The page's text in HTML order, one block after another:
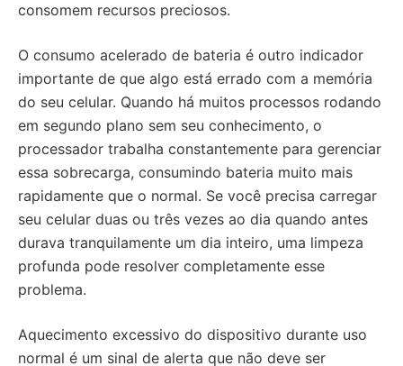
consomem recursos preciosos.
O consumo acelerado de bateria é outro indicador
importante de que algo está errado com a memória
do seu celular. Quando há muitos processos rodando
em segundo plano sem seu conhecimento, o
processador trabalha constantemente para gerenciar
essa sobrecarga, consumindo bateria muito mais
rapidamente que o normal. Se você precisa carregar
seu celular duas ou três vezes ao dia quando antes
durava tranquilamente um dia inteiro, uma limpeza
profunda pode resolver completamente esse
problema.
Aquecimento excessivo do dispositivo durante uso
normal é um sinal de alerta que não deve ser